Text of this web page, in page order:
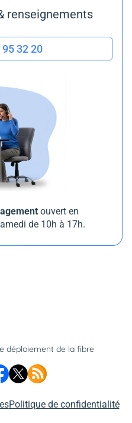
renseignements
95 32 20
ouvert en
de 10h à 17h.
déploiement de la fibre
Politique de confidentialité